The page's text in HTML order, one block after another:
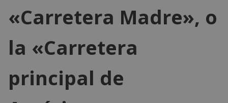
«Carretera Madre», o
la «Carretera
principal de